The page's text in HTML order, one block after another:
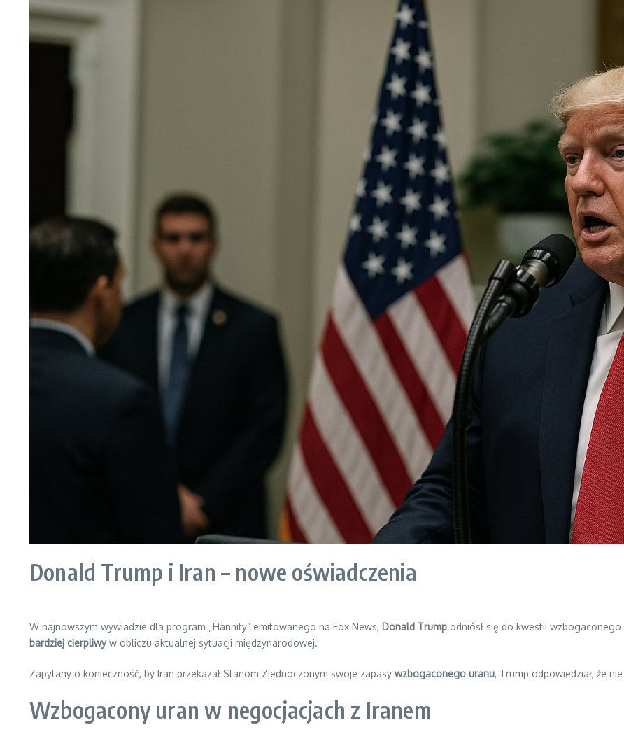
Donald Trump i Iran – nowe oświadczenia
W najnowszym wywiadzie dla program „Hannity” emitowanego na Fox News, Donald Trump odniósł się do kwestii wzbogaconego
bardziej cierpliwyw obliczu aktualnej sytuacji międzynarodowej.
Zapytany o konieczność, by Iran przekazał Stanom Zjednoczonym swoje zapasy wzbogaconego uranu, Trump odpowiedział, że
Wzbogacony uran w negocjacjach z Iranem